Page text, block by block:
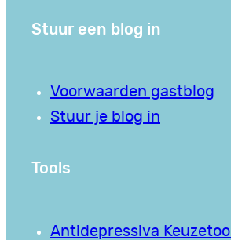
Stuur een blog in
Voorwaarden gastblog
Stuur je blog in
Tools
Antidepressiva Keuzetool